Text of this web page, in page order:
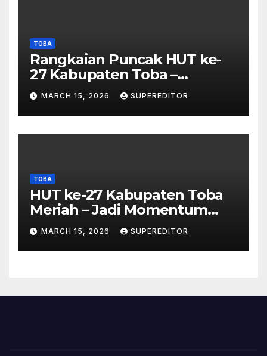
TOBA
Rangkaian Puncak HUT ke-
27 Kabupaten Toba –
Panjatkan Doa Untuk
Kesejahteraan
MARCH 15, 2026 SUPEREDITOR
TOBA
HUT ke-27 Kabupaten Toba
Meriah – Jadi Momentum
Perkuat Sinergi
Pembangunan Kawasan
Danau Toba
MARCH 15, 2026 SUPEREDITOR